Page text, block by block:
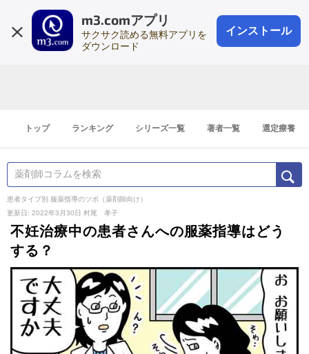
m3.comアプリ
サクサク読める無料アプリを
ダウンロード
インストール
会員登録
登録1分
トップ ランキング シリーズ一覧 著者一覧 選定療養
患者タイプ別 服薬指導のツボ（薬剤師向け）
更新日: 2022年3月30日 村尾 孝子
不妊治療中の患者さんへの服薬指導はどう
する？